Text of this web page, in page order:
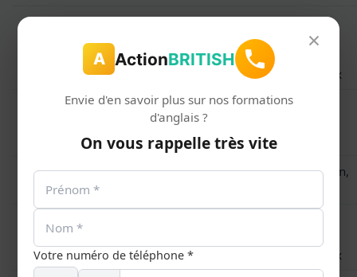
Ingénierie
880
Normes EN,
réunions
projets
internationaux
B1–B2
730–
Organisation,
fédérations
Numérique /
720–
Documentation,
Management
/ Direction
990
internationaux
×
A ActionBRITISH
Envie d'en savoir plus sur nos formations
d'anglais ?
On vous rappelle très vite
Votre numéro de téléphone *